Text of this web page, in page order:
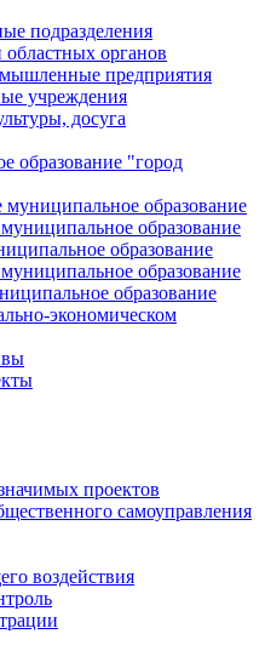
подразделения
органов
предприятия
учреждения
досуга
образование "город
муниципальное образование
образование
образование
образование
образование
экономическом
проектов
самоуправления
воздействия